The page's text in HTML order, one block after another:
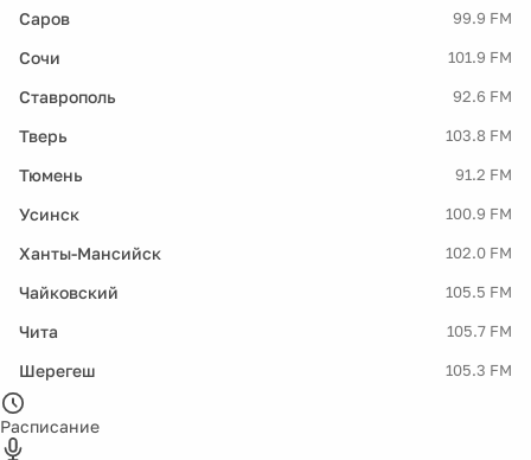
Саров 99.9 FM
Сочи 101.9 FM
Ставрополь 92.6 FM
Тверь 103.8 FM
Тюмень 91.2 FM
Усинск 100.9 FM
Ханты-Мансийск 102.0 FM
Чайковский 105.5 FM
Чита 105.7 FM
Шерегеш 105.3 FM
Расписание